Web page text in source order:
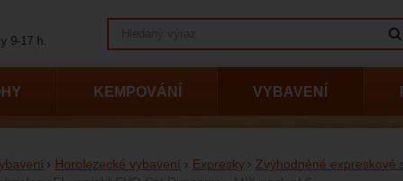
Horolezecké vybavení Expresky
Zvýhodněné expreskové
KEMPOVÁNÍ VYBAVENÍ
9-17 h.